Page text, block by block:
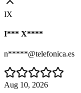
IX
I*** X****
n*****@telefonica.es
Aug 10, 2026